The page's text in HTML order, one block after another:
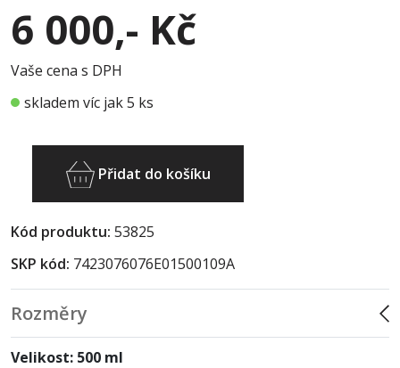
6 000,- Kč
Vaše cena s DPH
skladem víc jak 5 ks
Přidat do košíku
Kód produktu: 53825
SKP kód: 7423076076E01500109A
Rozměry
Velikost: 500 ml